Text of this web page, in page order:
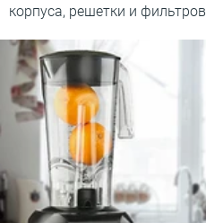
корпуса, решетки и фильтров